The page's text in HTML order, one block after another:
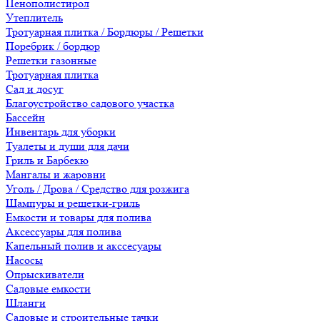
Пенополистирол
Утеплитель
Тротуарная плитка / Бордюры / Решетки
Поребрик / бордюр
Решетки газонные
Тротуарная плитка
Сад и досуг
Благоустройство садового участка
Бассейн
Инвентарь для уборки
Туалеты и души для дачи
Гриль и Барбекю
Мангалы и жаровни
Уголь / Дрова / Средство для розжига
Шампуры и решетки-гриль
Емкости и товары для полива
Аксессуары для полива
Капельный полив и акссесуары
Насосы
Опрыскиватели
Садовые емкости
Шланги
Садовые и строительные тачки